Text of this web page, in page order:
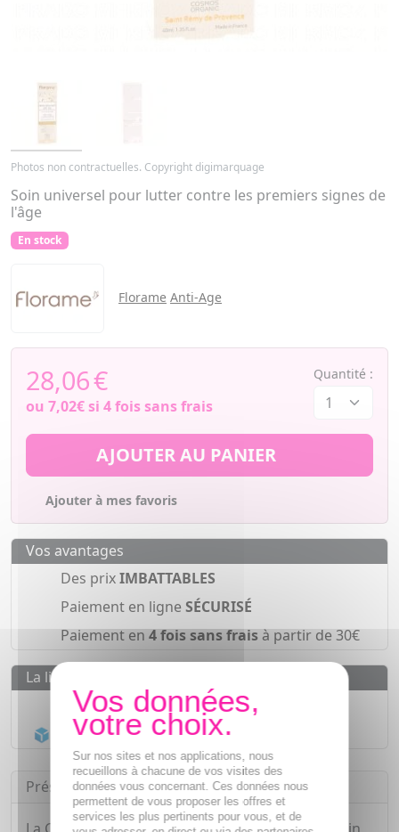
Photos non contractuelles. Copyright digimarquage
Soin universel pour lutter contre les premiers signes de
l'âge
En stock
Florame Anti-Age
28,06€
ou 7,02€si 4 fois sans frais
Quantité :
AJOUTER AU PANIER
Ajouter à mes favoris
Vos avantages
Des prixIMBATTABLES
Paiement en ligne SÉCURISÉ
Paiement en4 fois sans fraisà partir de 30€
La livraison
Livraison gratuite dès55€
Acheminement Chronopost
Présentation
Sur nos sites et nos applications, nous
recueillons à chacune de vos visites des
données vous concernant. Ces données nous
permettent de vous proposer les offres et
services les plus pertinents pour vous, et de